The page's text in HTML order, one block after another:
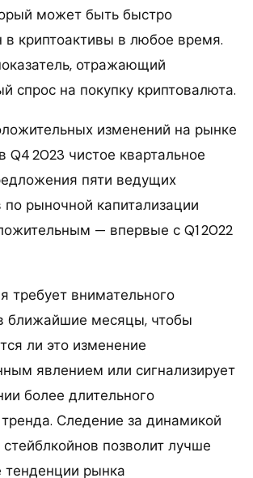
может быть быстро
в криптоактивы в любое время.
отражающий
спрос на покупку криптовалюта.
изменений на рынке
Q4 2023 чистое квартальное
пяти ведущих
по рыночной капитализации
— впервые с Q1 2022
требует внимательного
ближайшие месяцы, чтобы
ли это изменение
явлением или сигнализирует
более длительного
Следение за динамикой
позволит лучше
тенденции рынка